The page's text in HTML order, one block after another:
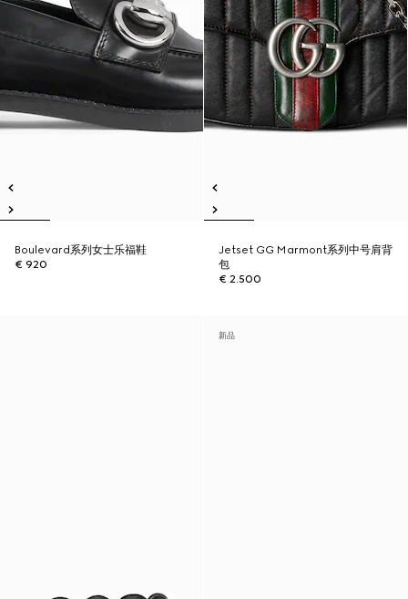
Boulevard系列女士乐福鞋
€ 920
Jetset GG Marmont系列中号肩背
包
€ 2.500
新品